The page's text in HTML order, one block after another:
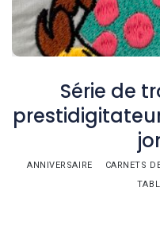
Série de
ANNIVERSAIRE CARNETS